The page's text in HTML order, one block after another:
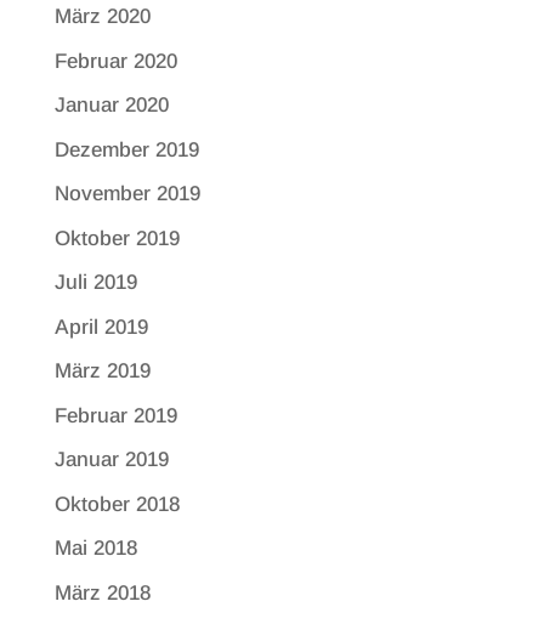
März 2020
Februar 2020
Januar 2020
Dezember 2019
November 2019
Oktober 2019
Juli 2019
April 2019
März 2019
Februar 2019
Januar 2019
Oktober 2018
Mai 2018
März 2018